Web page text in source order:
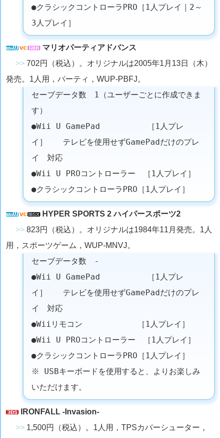
●クラシックコントローラPRO［1人プレイ｜2～
3人プレイ］
マリオパーティアドバンス
>> 702円（税込）。オリジナルは2005年1月13日（木）
発売。1人用，パーティ，WUP-PBFJ。
セーブデータ数 1（ユーザーごとに作成できま
す）
●Wii U GamePad ［1人プレ
イ］ テレビを使用せずGamePadだけのプレ
イ 対応
●Wii U PROコントローラー ［1人プレイ］
●クラシックコントローラPRO［1人プレイ］
HYPER SPORTS 2 ハイパースポーツ2
>> 823円（税込）。オリジナルは1984年11月発売。1人
用，スポーツゲーム，WUP-MNVJ。
セーブデータ数 -
●Wii U GamePad ［1人プレ
イ］ テレビを使用せずGamePadだけのプレ
イ 対応
●Wiiリモコン ［1人プレイ］
●Wii U PROコントローラー ［1人プレイ］
●クラシックコントローラPRO［1人プレイ］
※ USBキーボードを使用すると、よりお楽しみ
いただけます。
IRONFALL -Invasion-
>> 1,500円（税込）。1人用，TPSカバーシューター，